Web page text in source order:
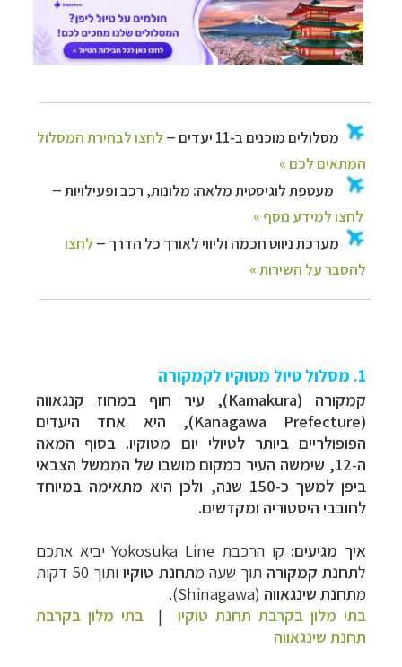
1. מסלול טיול מטוקיו לקמקורה
קמקורה (Kamakura), עיר חוף במחוז קנגאווה
(Kanagawa Prefecture), היא אחד היעדים
הפופולריים ביותר לטיולי יום מטוקיו. בסוף המאה
ה-12, שימשה העיר כמקום מושבו של הממשל הצבאי
ביפן למשך כ-150 שנה, ולכן היא מתאימה במיוחד
לחובבי היסטוריה ומקדשים.
איך מגיעים:
קו הרכבת Yokosuka Line יביא אתכם
לתחנת קמקורה תוך שעה מתחנת טוקיו
ותוך 50 דקות
מתחנת שינגאווה (Shinagawa).
בתי מלון בקרבת תחנת טוקיו | בתי מלון בקרבת
תחנת שינגאווה